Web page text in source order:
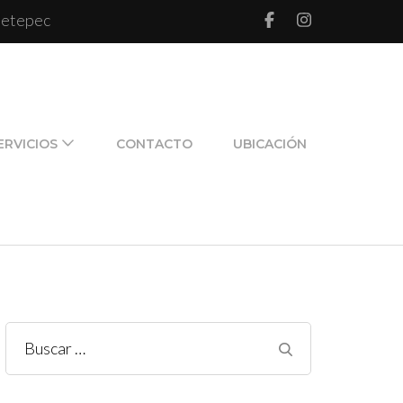
CONTACTO UBICACIÓN
Buscar: